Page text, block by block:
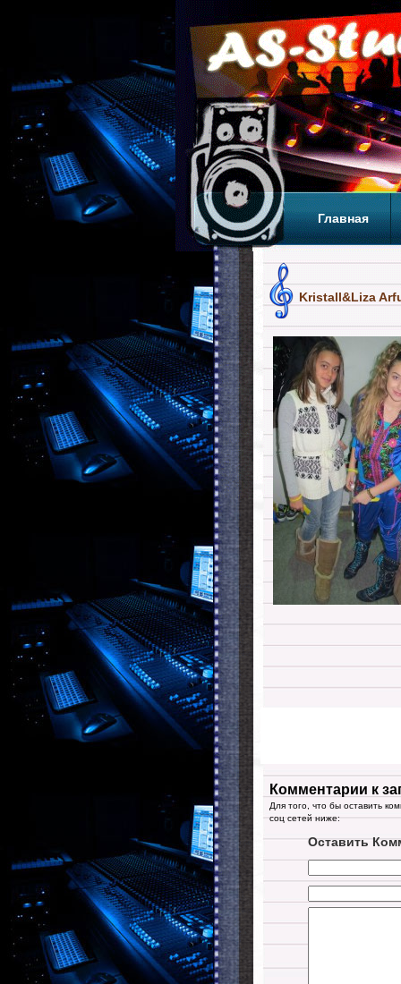
Главная
Kristall&Liza
Комментарии к
Для того, что бы оставить
соц сетей ниже:
Оставить